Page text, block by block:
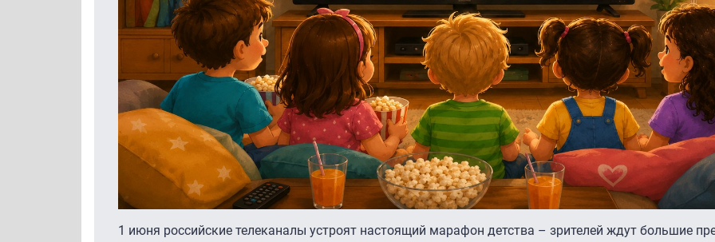
1 июня российские телеканалы устроят настоящий марафон детства – зрителей ждут большие